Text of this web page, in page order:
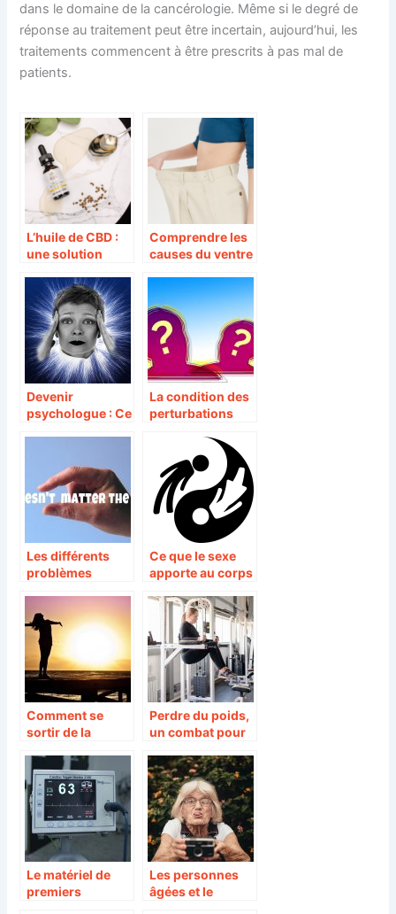
dans le domaine de la cancérologie. Même si le degré de
réponse au traitement peut être incertain, aujourd’hui, les
traitements commencent à être prescrits à pas mal de
patients.
L’huile de CBD :
une solution
ameliorer votre
bien-etre
Comprendre les
causes du ventre
Devenir
psychologue : Ce
se lancer
La condition des
perturbations
Les différents
problèmes
qui affectent
l’intimité des
couples
Ce que le sexe
apporte au corps
Comment se
sortir de la
rupture
amoureuse?
Perdre du poids,
un combat pour
Le matériel de
premiers
Les personnes
âgées et le